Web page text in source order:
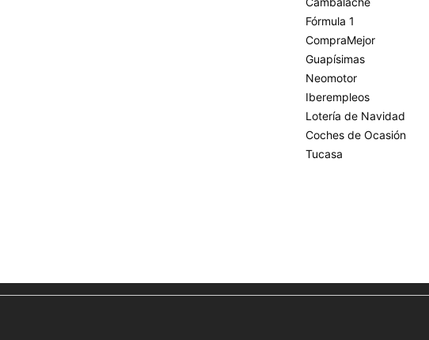
Fórmula 1
CompraMejor
Guapísimas
Neomotor
Iberempleos
Lotería de Navidad
Coches de Ocasión
Tucasa